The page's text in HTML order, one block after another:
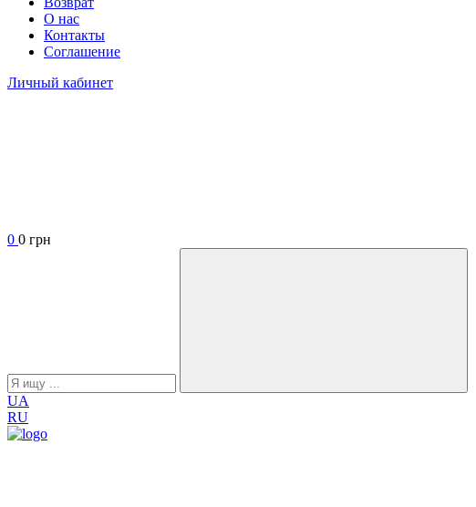
О нас
Контакты
Соглашение
Личный кабинет
0 0 грн
UA
RU